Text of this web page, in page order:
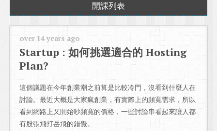
開課列表
over 14 years ago
Startup : 如何挑選適合的 Hosting
Plan?
這個議題在今年創業潮之前算是比較冷門，沒看到什麼人在
討論。最近大概是大家瘋創業，有實際上的頻寬需求，所以
看到網路上又開始吵頻寬的價格，一些討論串看起來讓人都
有股張飛打岳飛的錯覺。